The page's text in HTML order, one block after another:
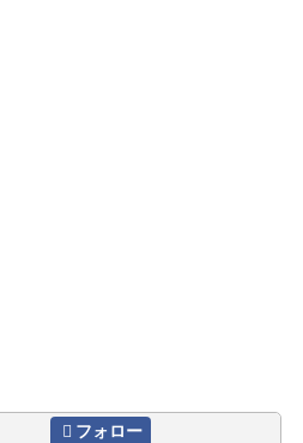
フォロー